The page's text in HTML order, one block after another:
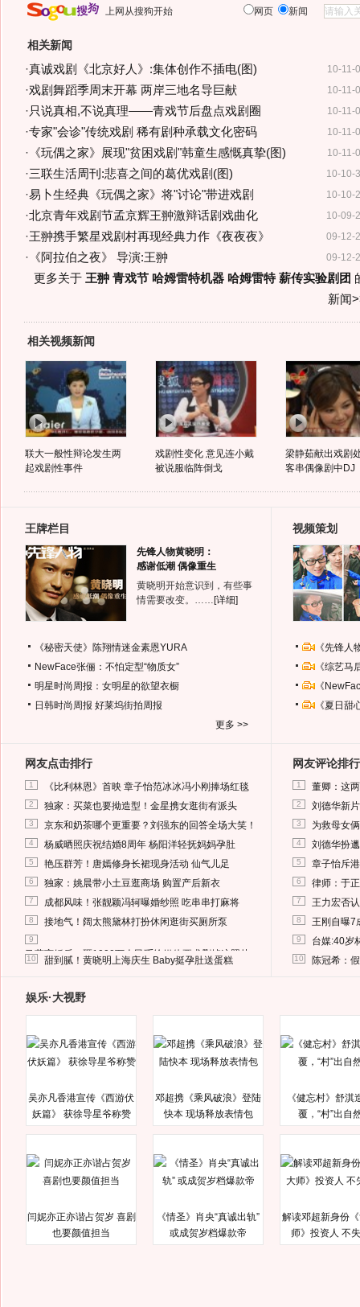
上网从搜狗开始 网页 新闻
相关新闻
10-11-
·真诚戏剧《北京好人》:集体创作不插电(图)
10-11-
·戏剧舞蹈季周末开幕 两岸三地名导巨献
10-11-
·只说真相,不说真理——青戏节后盘点戏剧圈
10-11-
·专家"会诊"传统戏剧 稀有剧种承载文化密码
10-11-
· 《玩偶之家》展现"贫困戏剧"韩童生感慨真挚(图)
10-10-
·三联生活周刊:悲喜之间的葛优戏剧(图)
10-10-
·易卜生经典《玩偶之家》将"讨论"带进戏剧
10-09-
·北京青年戏剧节孟京辉王翀激辩话剧戏曲化
09-12-
·王翀携手繁星戏剧村再现经典力作《夜夜夜》
09-12-
· 《阿拉伯之夜》 导演:王翀
更多关于 王翀 青戏节 哈姆雷特机器 哈姆雷特 薪传实验剧团
新闻
相关视频新闻
联大一般性辩论发生两
起戏剧性事件
戏剧性变化 意见连小戴
被说服临阵倒戈
梁静茹献出戏剧
客串偶像剧中DJ
王牌栏目
先锋人物黄晓明：
感谢低潮 偶像重生
黄晓明开始意识到，有些事
情需要改变。…… [详细]
《秘密天使》陈翔情迷金素恩YURA
NewFace张俪：不怕定型“物质女”
明星时尚周报：女明星的欲望衣橱
日韩时尚周报 好莱坞街拍周报
更多 >>
视频策划
《先锋
《综艺
《
《夏日
网友点击排行
1 《比利林恩》首映 章子怡范冰冰冯小刚捧场红毯
2 独家：买菜也要拗造型！金星携女逛街有派头
3 京东和奶茶哪个更重要？刘强东的回答全场大笑！
4 杨威晒照庆祝结婚8周年 杨阳洋轻抚妈妈孕肚
5 艳压群芳！唐嫣修身长裙现身活动 仙气儿足
6 独家：姚晨带小土豆逛商场 购置产后新衣
7 成都风味！张靓颖冯轲曝婚纱照 吃串串打麻将
8 接地气！阔太熊黛林打扮休闲逛街买厕所泵
9
马蓉离婚后，砸1000万人民币给媒体要求删掉这照片
10 甜到腻！黄晓明上海庆生 Baby挺孕肚送蛋糕
网友评论排行
1 董卿：这
2 刘德华新
3 为救母女
4 刘德华扮
5 章子怡斥
6 律师：于
7 王力宏否
8 王刚自曝7
9 台媒:40岁
10 陈冠希：
娱乐·大视野
吴亦凡香港宣传《西游伏
妖篇》 获徐导星爷称赞
邓超携《乘风破浪》登陆
快本 现场释放表情包
《健忘村》舒淇
覆，“村”出自
闫妮亦正亦谐占贺岁 喜剧
也要颜值担当
《情圣》肖央“真诚出轨”
或成贺岁档爆款帝
解读邓超新身份
师》投资人 不